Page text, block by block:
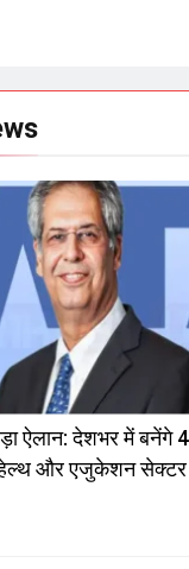
ऐलान: देशभर में बनेंगे
और एजुकेशन सेक्टर